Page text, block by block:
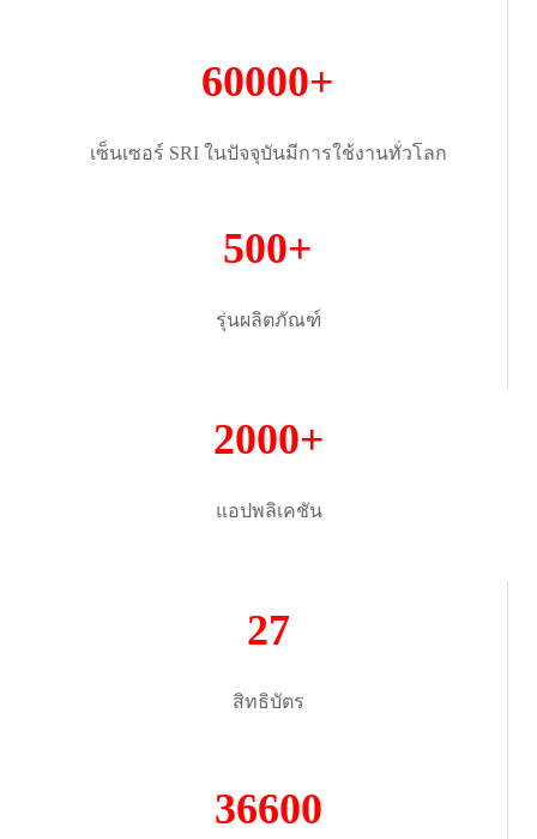
60000+
เซ็นเซอร์ SRI ในปัจจุบันมีการใช้งานทั่วโลก
500+
รุ่นผลิตภัณฑ์
2000+
แอปพลิเคชัน
27
สิทธิบัตร
36600